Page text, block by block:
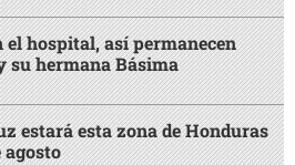
el hospital, así permanecen
su hermana Básima
estará esta zona de Honduras
agosto